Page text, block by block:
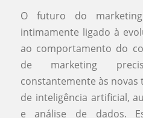
O futuro do
intimamente ligado à
ao comportamento do
de marketing
constantemente às novas
de inteligência artificial,
e análise de dados.